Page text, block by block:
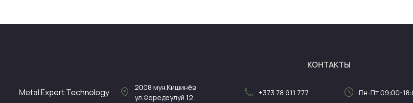
КОНТАКТЫ
Metal Expert Technology location_on 2008 мун.Кишинёв
ул.Фередеулуй 12
call +373 78 911 777 schedule Пн-Пт 09:00-